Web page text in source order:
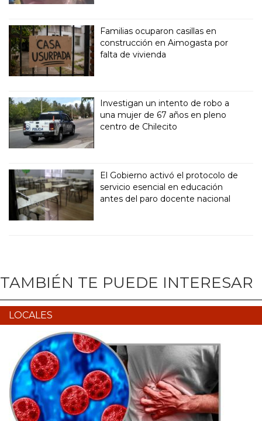
Familias ocuparon casillas en
construcción en Aimogasta por
falta de vivienda
Investigan un intento de robo a
una mujer de 67 años en pleno
centro de Chilecito
El Gobierno activó el protocolo de
servicio esencial en educación
antes del paro docente nacional
TAMBIÉN TE PUEDE INTERESAR
LOCALES